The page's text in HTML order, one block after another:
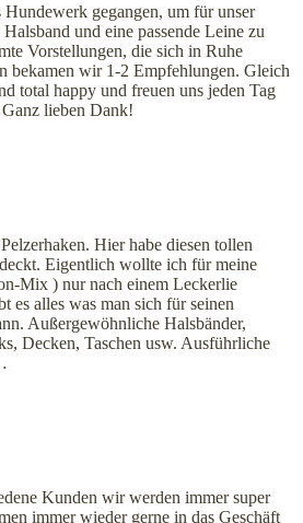
gegangen, um für unser
und eine passende Leine zu
Vorstellungen, die sich in Ruhe
bekamen wir 1-2 Empfehlungen. Gleich
total happy und freuen uns jeden Tag
lieben Dank!
Hier habe diesen tollen
Eigentlich wollte ich für meine
Mix ) nur nach einem Leckerlie
es alles was man sich für seinen
Außergewöhnliche Halsbänder,
Decken, Taschen usw. Ausführliche
Kunden wir werden immer super
immer wieder gerne in das Geschäft